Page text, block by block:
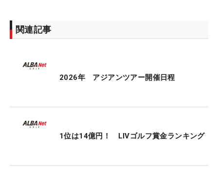
関連記事
2026年 アジアンツアー開催日程
1位は14億円！ LIVゴルフ賞金ランキング